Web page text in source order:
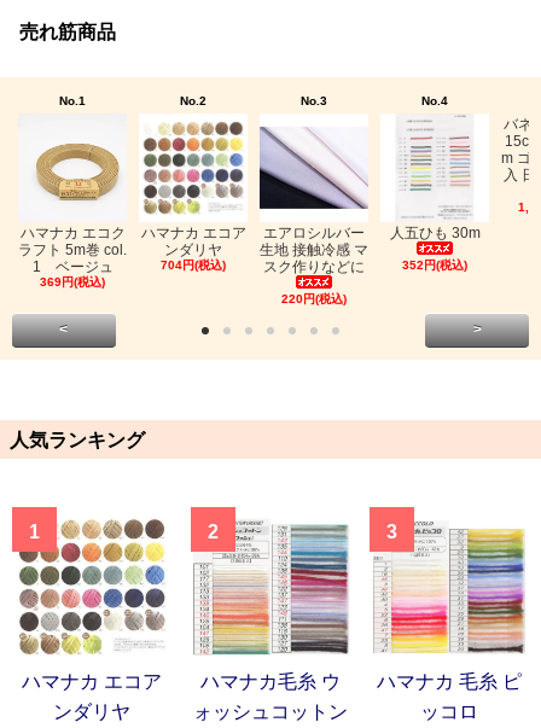
売れ筋商品
No.1
ハマナカ エコク
ラフト 5m巻 col.
1 ベージュ
369円(税込)
No.2
ハマナカ エコア
ンダリヤ
704円(税込)
No.3
エアロシルバー
生地 接触冷感 マ
スク作りなどに
220円(税込)
No.4
人五ひも 30m
352円(税込)
バネ
m ゴ
入
< >
人気ランキング
1
ハマナカ エコア
ンダリヤ
2
ハマナカ毛糸 ウ
ォッシュコットン
3
ハマナカ 毛糸 ピ
ッコロ